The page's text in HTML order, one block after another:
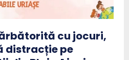
cu jocuri,
distracție pe